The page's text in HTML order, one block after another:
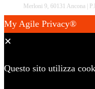
Merloni 9, 60131 Ancona |
My Agile Privacy®
✕
Questo sito utilizza